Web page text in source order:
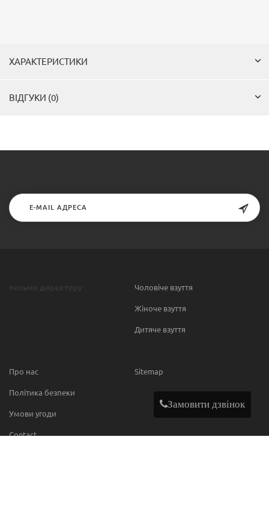
ХАРАКТЕРИСТИКИ
ВІДГУКИ (0)
Чоловіче взуття
Жіноче взуття
Дитяче взуття
Про нас
Політика безпеки
Умови угоди
Contact
Sitemap
Замовити дзвінок